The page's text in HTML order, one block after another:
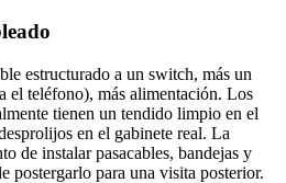
estructurado a un switch, más un
el teléfono), más alimentación. Los
tienen un tendido limpio en el
en el gabinete real. La
de instalar pasacables, bandejas y
postergarlo para una visita posterior.